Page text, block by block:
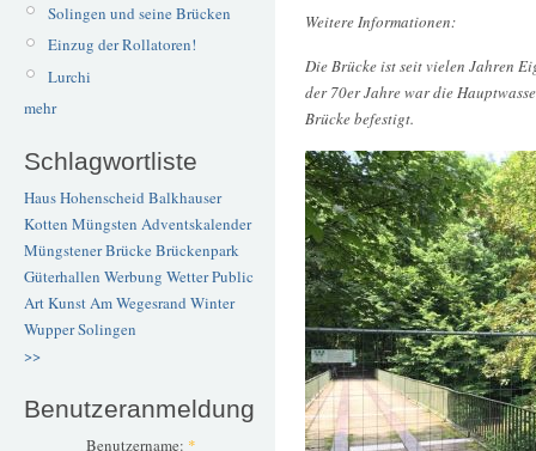
Solingen und seine Brücken
Einzug der Rollatoren!
Lurchi
mehr
Schlagwortliste
Haus Hohenscheid Balkhauser
Kotten Müngsten Adventskalender
Müngstener BrückeBrückenpark
Güterhallen Werbung WetterPublic
ArtKunstAm Wegesrand Winter
WupperSolingen
>>
Benutzeranmeldung
Benutzername: *
Weitere Informationen:
Die Brücke ist seit vielen Jahren
der 70er Jahre war die
Brücke befestigt.